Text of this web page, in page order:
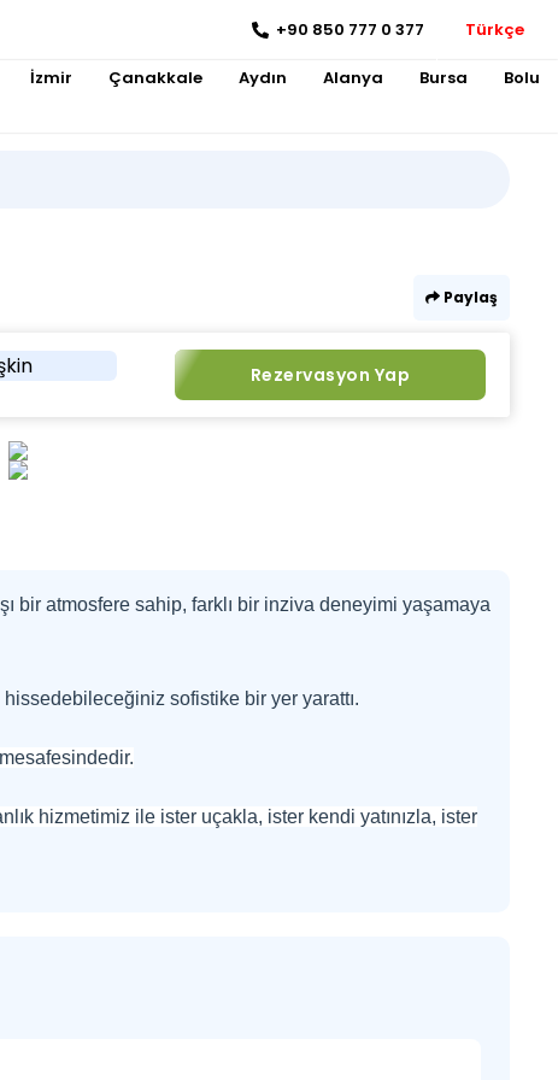
+90 850 777 0 377 Türkçe
İzmir Çanakkale Aydın Alanya Bursa Bolu
Paylaş
Rezervasyon Yap
bir atmosfere sahip, farklı bir inziva deneyimi yaşamaya
sofistike bir yer yarattı.
hizmetimiz ile ister uçakla, ister kendi yatınızla, ister